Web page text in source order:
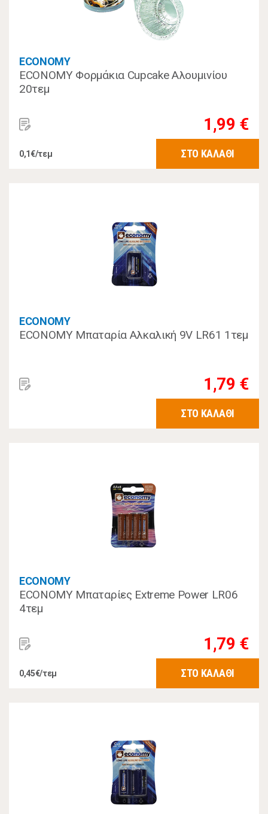
ECONOMY
ECONOMY Φορμάκια Cupcake Αλουμινίου
20τεμ
1,99 €
0,1€/τεμ ΣΤΟ ΚΑΛΑΘΙ
ECONOMY
ECONOMY Μπαταρία Αλκαλική 9V LR61 1τεμ
1,79 €
ΣΤΟ ΚΑΛΑΘΙ
ECONOMY
ECONOMY Μπαταρίες Extreme Power LR06
4τεμ
1,79 €
0,45€/τεμ ΣΤΟ ΚΑΛΑΘΙ